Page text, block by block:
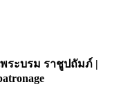
ระบรม ราชูปถัมภ์ |